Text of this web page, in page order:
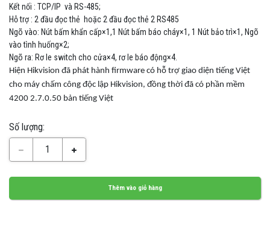
Kết nối : TCP/IP và RS-485;
Hỗ trợ : 2 đầu đọc thẻ hoặc 2 đầu đọc thẻ 2 RS485
Ngõ vào: Nút bấm khẩn cấp×1,1 Nút bấm báo cháy×1, 1 Nút bảo trì×1, Ngõ
vào tình huống×2;
Ngõ ra: Rơ le switch cho cửa×4, rơ le báo động×4.
Hiện Hikvision đã phát hành firmware có hỗ trợ giao diện tiếng Việt
cho máy chấm công độc lập Hikvision, đồng thời đã có phần mềm
4200 2.7.0.50 bản tiếng Việt
Số lượng:
1
Thêm vào giỏ hàng